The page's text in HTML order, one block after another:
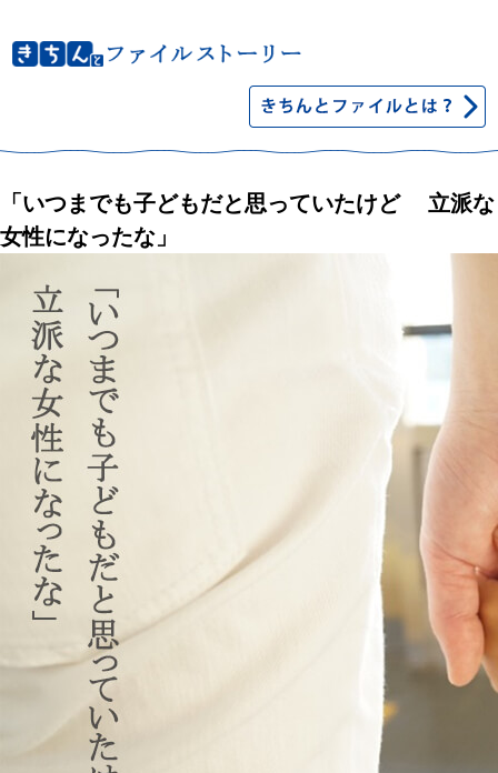
「いつまでも子どもだと思っていたけど 立派な
女性になったな」